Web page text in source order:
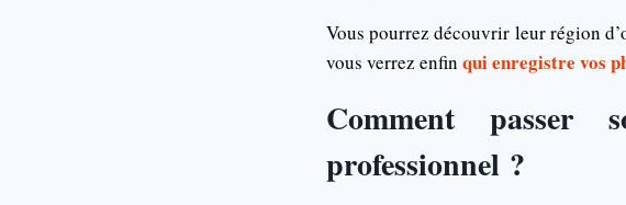
Vous pourrez découvrir leur région
vous verrez enfin qui enregistre vos
Comment passer
professionnel ?